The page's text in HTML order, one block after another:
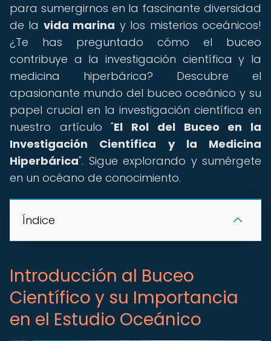
para sumergirnos en la fascinante diversidad
de la vida marina y los misterios oceánicos!
¿Te has preguntado cómo el buceo
contribuye a la investigación científica y la
medicina hiperbárica? Descubre el
apasionante mundo del buceo oceánico y su
papel crucial en la investigación científica en
nuestro artículo "El Rol del Buceo en la
Investigación Científica y la Medicina
Hiperbárica". Sigue explorando y sumérgete
en un océano de conocimiento.
Índice
Introducción al Buceo
Científico y su Importancia
en el Estudio Oceánico